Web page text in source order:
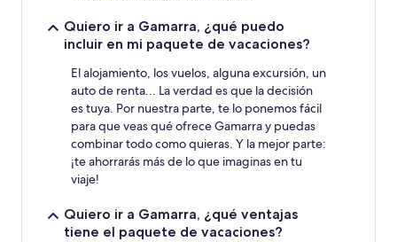
Quiero ir a Gamarra, ¿qué puedo
incluir en mi paquete de vacaciones?
El alojamiento, los vuelos, alguna excursión, un
auto de renta... La verdad es que la decisión
es tuya. Por nuestra parte, te lo ponemos fácil
para que veas qué ofrece Gamarra y puedas
combinar todo como quieras. Y la mejor parte:
¡te ahorrarás más de lo que imaginas en tu
viaje!
Quiero ir a Gamarra, ¿qué ventajas
tiene el paquete de vacaciones?